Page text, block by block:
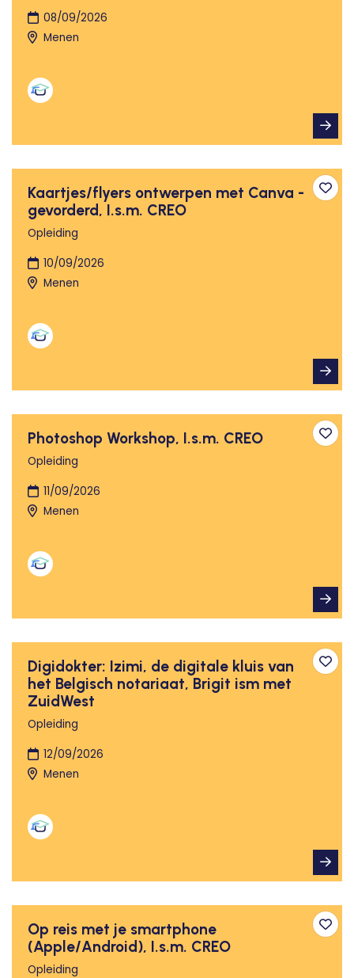
08/09/2026
Menen
Kaartjes/flyers ontwerpen met Canva -
gevorderd, I.s.m. CREO
Opleiding
10/09/2026
Menen
Photoshop Workshop, I.s.m. CREO
Opleiding
11/09/2026
Menen
Digidokter: Izimi, de digitale kluis van
het Belgisch notariaat, Brigit ism met
ZuidWest
Opleiding
12/09/2026
Menen
Op reis met je smartphone
(Apple/Android), I.s.m. CREO
Opleiding